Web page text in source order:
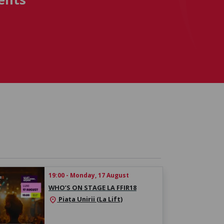
19:00 - Monday, 17 August
WHO’S ON STAGE LA FFIR18
location_on Piața Unirii (La Lift)